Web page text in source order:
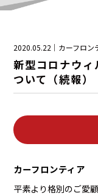
2020.05.22｜カーフロン
新型コロナウ
ついて（続報）
カーフロンティア
平素より格別のご愛